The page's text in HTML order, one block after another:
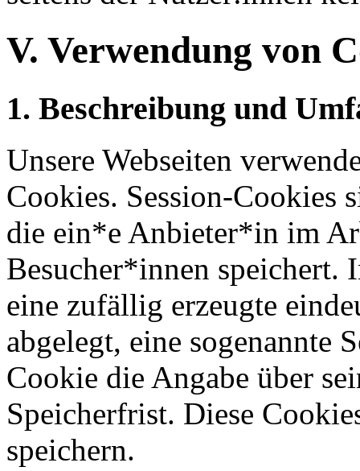
V. Verwendung von
1. Beschreibung und
Unsere Webseiten
Cookies. Session-Cookies
die ein*e Anbieter*in im
Besucher*innen speichert.
eine zufällig erzeugte
abgelegt, eine sogenannte
Cookie die Angabe über
Speicherfrist. Diese
speichern.